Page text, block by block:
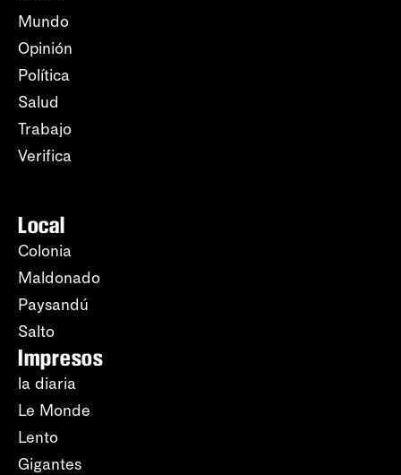
Mundo
Opinión
Política
Salud
Trabajo
Verifica
Local
Colonia
Maldonado
Paysandú
Salto
Impresos
la diaria
Le Monde
Lento
Gigantes